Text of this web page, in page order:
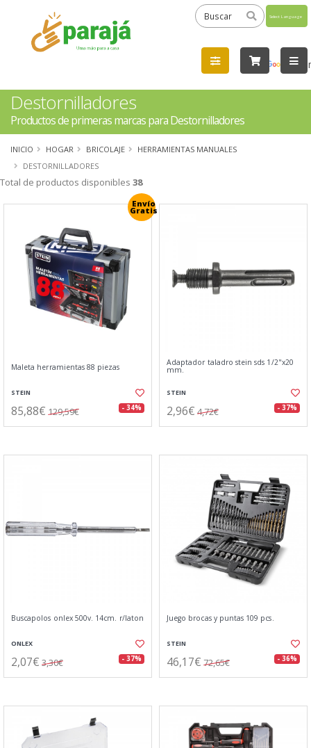
by
Destornilladores
Productos de primeras marcas para Destornilladores
INICIO HOGAR BRICOLAJE
HERRAMIENTAS MANUALES
DESTORNILLADORES
Total de productos disponibles 38
Envío
Gratis
Maleta herramientas 88 piezas
STEIN
85,88€ 129,59€ - 34%
Adaptador taladro stein sds 1/2"x20
mm.
STEIN
2,96€ 4,72€ - 37%
Buscapolos onlex 500v. 14cm. r/laton
ONLEX
2,07€ 3,30€ - 37%
Juego brocas y puntas 109 pcs.
STEIN
46,17€ 72,65€ - 36%